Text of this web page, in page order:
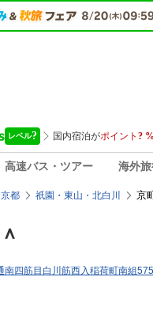
高速バス・ツアー 海外
京都 祇園・東山・北白川 京
南四筋目白川筋西入稲荷町南組